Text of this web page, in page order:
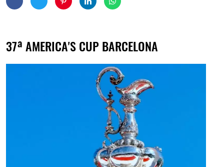
37ª AMERICA'S CUP BARCELONA